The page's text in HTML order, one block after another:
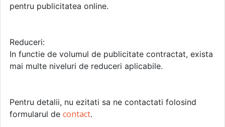
pentru publicitatea online.
Reduceri:
In functie de volumul de publicitate contractat, exista
mai multe niveluri de reduceri aplicabile.
Pentru detalii, nu ezitati sa ne contactati folosind
formularul de contact.